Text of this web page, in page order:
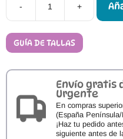
-
Calzado
+
GUÍA DE TALLAS
Envío gratis
Urgente
En compras
(España
¡Haz tu pedido
siguiente antes de